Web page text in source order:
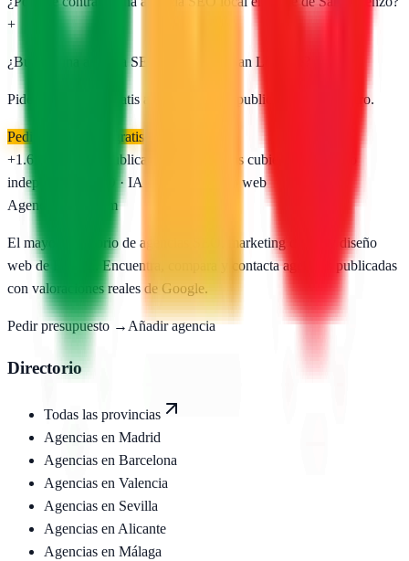
+
¿Buscas una agencia SEO en Valle de San Lorenzo
Pide presupuesto gratis a las agencias publicadas. Sin registro.
Pedir presupuesto gratis
+1.650
agencias publicadas provincias cubiertas
independiente
SEO · IA · GEO · Diseño web
AgenciasSEO
.com
El mayor directorio de agencias SEO, marketing digital y diseño
web de España. Encuentra, compara y contacta agencias publicadas
con valoraciones reales de Google.
Pedir presupuesto → Añadir agencia
Directorio
Todas las provincias
Agencias en Madrid
Agencias en Barcelona
Agencias en Valencia
Agencias en Sevilla
Agencias en Alicante
Agencias en Málaga